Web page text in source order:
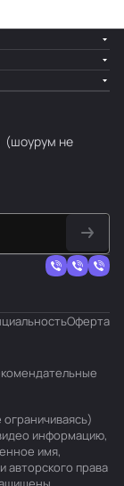
(шоурум не
Оферта
информацию,
имя,
права